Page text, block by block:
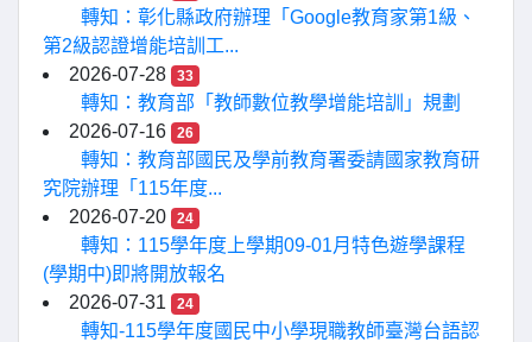
轉知：彰化縣政府辦理「Google教育家第1級、
第2級認證增能培訓工...
2026-07-28
33
轉知：教育部「教師數位教學增能培訓」規劃
2026-07-16
26
轉知：教育部國民及學前教育署委請國家教育研
究院辦理「115年度...
2026-07-20
24
轉知：115學年度上學期09-01月特色遊學課程
(學期中)即將開放報名
2026-07-31
24
轉知-115學年度國民中小學現職教師臺灣台語認